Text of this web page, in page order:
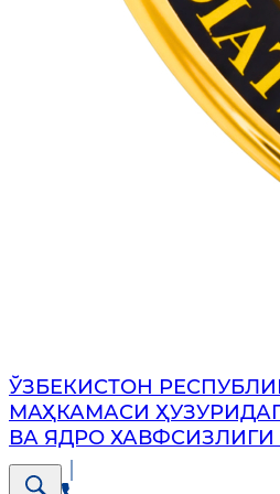
ЎЗБЕКИСТОН
МАҲКАМАСИ
ВА ЯДРО